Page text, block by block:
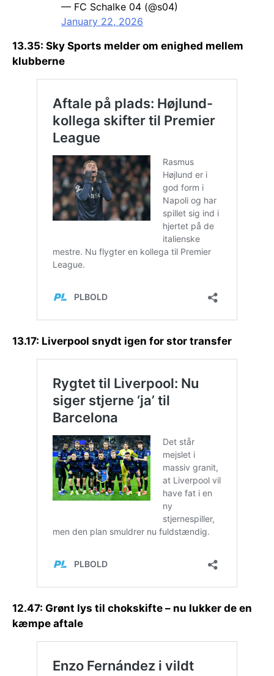
— FC Schalke 04 (@s04)
January 22, 2026
13.35: Sky Sports melder om enighed mellem
klubberne
13.17: Liverpool snydt igen for stor transfer
12.47: Grønt lys til chokskifte – nu lukker de en
kæmpe aftale